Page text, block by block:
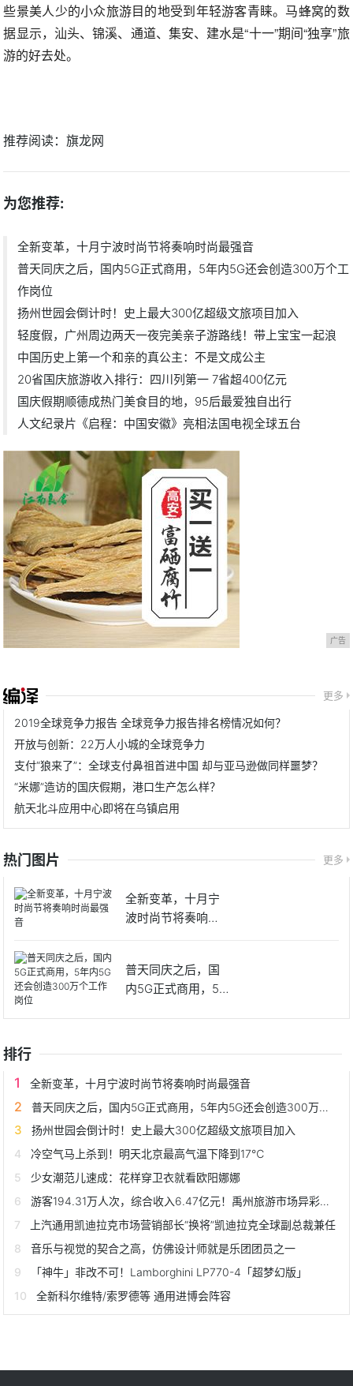
些景美人少的小众旅游目的地受到年轻游客青睐。马蜂窝的数
据显示，汕头、锦溪、通道、集安、建水是“十一”期间“独享”旅
游的好去处。
推荐阅读：旗龙网
为您推荐:
全新变革，十月宁波时尚节将奏响时尚最强音
普天同庆之后，国内5G正式商用，5年内5G还会创造300万个工
作岗位
扬州世园会倒计时！史上最大300亿超级文旅项目加入
轻度假，广州周边两天一夜完美亲子游路线！带上宝宝一起浪
中国历史上第一个和亲的真公主：不是文成公主
20省国庆旅游收入排行：四川列第一 7省超400亿元
国庆假期顺德成热门美食目的地，95后最爱独自出行
人文纪录片《启程：中国安徽》亮相法国电视全球五台
广告
更多
2019全球竞争力报告 全球竞争力报告排名榜情况如何？
开放与创新：22万人小城的全球竞争力
支付“狼来了”：全球支付鼻祖首进中国 却与亚马逊做同样噩梦？
“米娜”造访的国庆假期，港口生产怎么样？
航天北斗应用中心即将在乌镇启用
热门图片 更多
全新变革，十月宁
波时尚节将奏响时
普天同庆之后，国
内5G正式商用，5
排行
全新变革，十月宁波时尚节将奏响时尚最强音
普天同庆之后，国内5G正式商用，5年内5G还会创造300万个工作岗位
扬州世园会倒计时！史上最大300亿超级文旅项目加入
冷空气马上杀到！明天北京最高气温下降到17℃
少女潮范儿速成：花样穿卫衣就看欧阳娜娜
游客194.31万人次，综合收入6.47亿元！禹州旅游市场异彩纷呈再刷新高度
上汽通用凯迪拉克市场营销部长“换将”凯迪拉克全球副总裁兼任
音乐与视觉的契合之高，仿佛设计师就是乐团团员之一
「神牛」非改不可！Lamborghini LP770-4「超梦幻版」
全新科尔维特/索罗德等 通用进博会阵容